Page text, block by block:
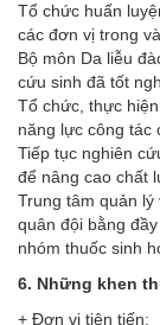
Tổ chức huấn
các đơn vị trong
Bộ môn Da liễu
cứu sinh đã tốt
Tổ chức, thực
năng lực công tác
Tiếp tục nghiên
để nâng cao chất
Trung tâm quản
quân đội bằng
nhóm thuốc sinh
6. Những khen
+ Đơn vị tiên tiến: